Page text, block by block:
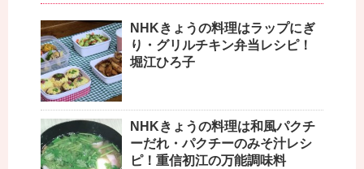
NHKきょうの料理はラップにぎ
り・グリルチキン弁当レシピ！
堀江ひろ子
NHKきょうの料理は和風パクチ
ーだれ・パクチーのみそ汁レシ
ピ！重信初江の万能調味料